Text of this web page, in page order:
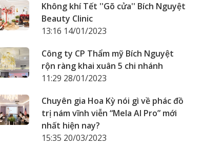
Không khí Tết ''Gõ cửa'' Bích Nguyệt
Beauty Clinic
13:16 14/01/2023
Công ty CP Thẩm mỹ Bích Nguyệt
rộn ràng khai xuân 5 chi nhánh
11:29 28/01/2023
Chuyên gia Hoa Kỳ nói gì về phác đồ
trị nám vĩnh viễn “Mela AI Pro” mới
nhất hiện nay?
15:35 20/03/2023